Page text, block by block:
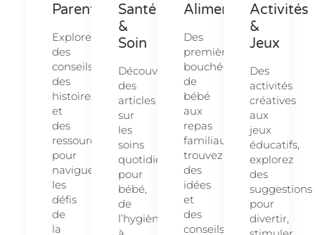
Parentalité
Explorez
des
conseils,
des
histoires
et
des
ressources
pour
naviguer
les
défis
de
la
Santé
&
Soin
Découvrez
des
articles
sur
les
soins
quotidiens
pour
bébé,
de
l’hygiène
Alimentation
Des
premières
bouchées
de
bébé
aux
repas
familiaux,
trouvez
des
idées
et
des
conseils
Activités
&
Jeux
Des
activités
créatives
aux
jeux
éducatifs,
explorez
des
suggestions
pour
divertir,